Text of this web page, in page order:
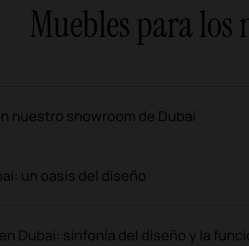
Muebles para los
nuestro showroom de Dubai
un oasis del diseño
Dubai: sinfonía del diseño y la